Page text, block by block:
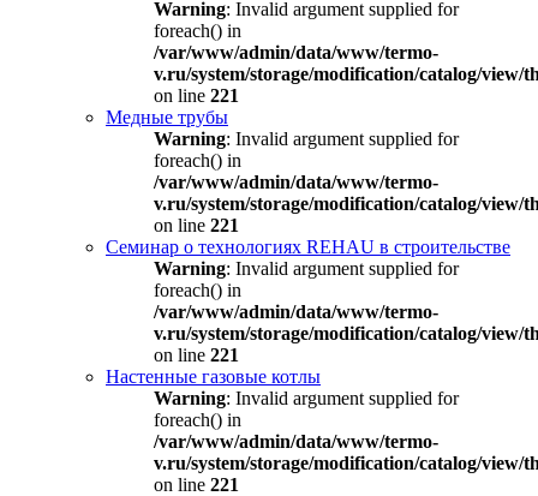
Warning: Invalid argument supplied for
foreach() in
/var/www/admin/data/www/termo-
v.ru/system/storage/modification/catalog/view/
on line 221
Медные трубы
Warning: Invalid argument supplied for
foreach() in
/var/www/admin/data/www/termo-
v.ru/system/storage/modification/catalog/view/
on line 221
Семинар о технологиях REHAU в строительстве
Warning: Invalid argument supplied for
foreach() in
/var/www/admin/data/www/termo-
v.ru/system/storage/modification/catalog/view/
on line 221
Настенные газовые котлы
Warning: Invalid argument supplied for
foreach() in
/var/www/admin/data/www/termo-
v.ru/system/storage/modification/catalog/view/
on line 221